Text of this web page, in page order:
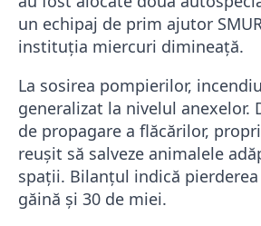
un echipaj de prim ajutor
instituția miercuri dimineață.
La sosirea pompierilor,
generalizat la nivelul anexelor.
de propagare a flăcărilor,
reușit să salveze animalele
spații. Bilanțul indică
găină și 30 de miei.